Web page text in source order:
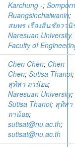
Karchung -; Somporn
Ruangsinchaiwanin;
สมพร เรืองสินชัยวานิ
Naresuan University.
Faculty of
Chen Chen; Chen
Chen; Sutisa Thanoi;
สุทิสา ถาน้อย;
Naresuan University;
Sutisa Thanoi; สุทิสา
ถาน้อย;
sutisat@nu.ac.th;
sutisat@nu.ac.th